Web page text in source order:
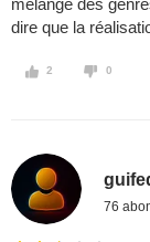
mélange des
dire que la
2 0
76